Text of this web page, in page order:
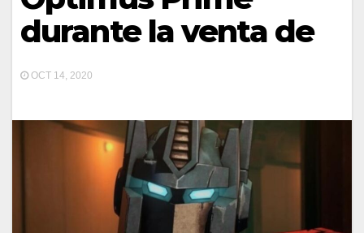
durante la venta de
OCT 14, 2020